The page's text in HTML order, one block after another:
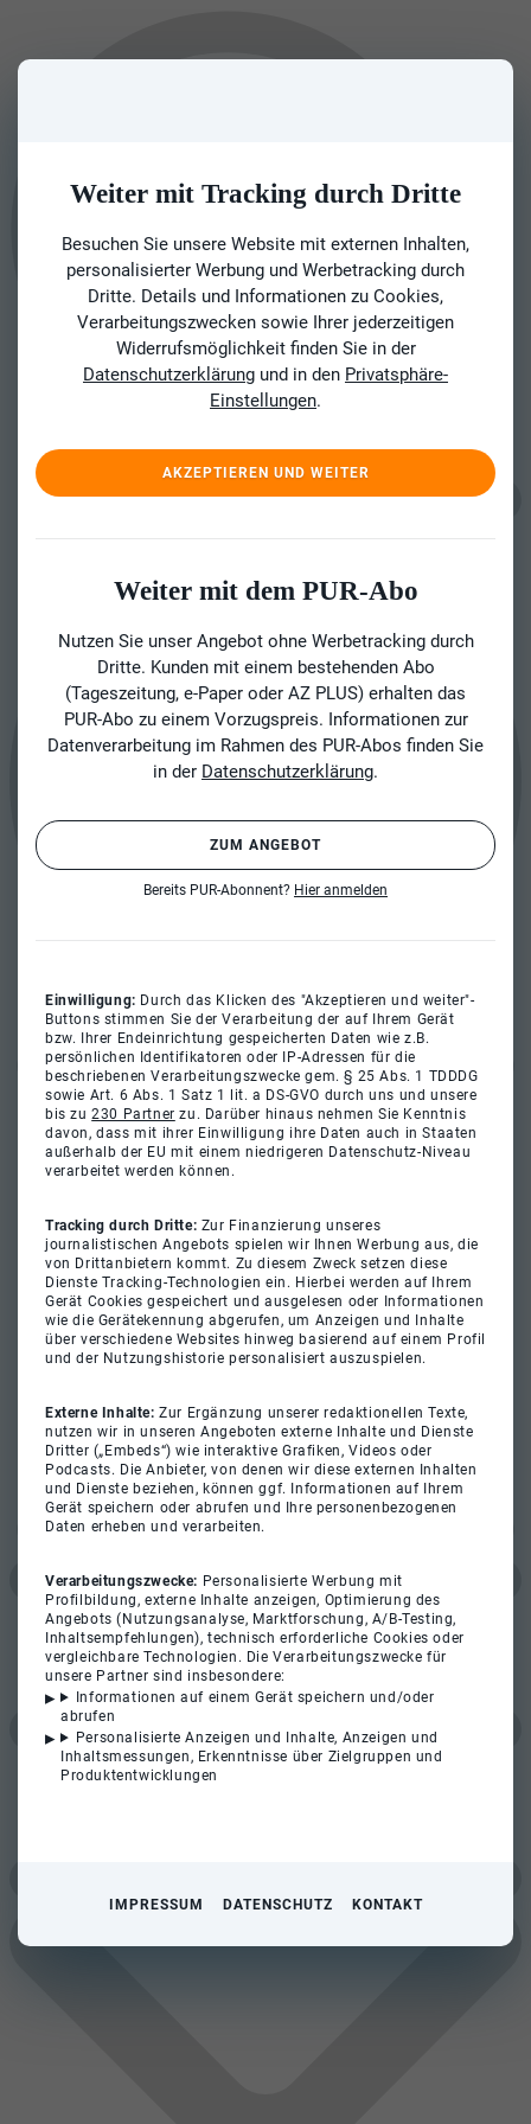
Weiter mit Tracking durch Dritte
Besuchen Sie unsere Website mit externen Inhalten,
personalisierter Werbung und Werbetracking durch
Dritte. Details und Informationen zu Cookies,
Verarbeitungszwecken sowie Ihrer jederzeitigen
Widerrufsmöglichkeit finden Sie in der
Datenschutzerklärung und in den Privatsphäre-
Einstellungen.
AKZEPTIEREN UND WEITER
Weiter mit dem PUR-Abo
Nutzen Sie unser Angebot ohne Werbetracking durch
Dritte. Kunden mit einem bestehenden Abo
(Tageszeitung, e-Paper oder AZ PLUS) erhalten das
PUR-Abo zu einem Vorzugspreis. Informationen zur
Datenverarbeitung im Rahmen des PUR-Abos finden Sie
in der Datenschutzerklärung.
ZUM ANGEBOT
Bereits PUR-Abonnent? Hier anmelden
Einwilligung: Durch das Klicken des "Akzeptieren und weiter"-
Buttons stimmen Sie der Verarbeitung der auf Ihrem Gerät
bzw. Ihrer Endeinrichtung gespeicherten Daten wie z.B.
persönlichen Identifikatoren oder IP-Adressen für die
beschriebenen Verarbeitungszwecke gem. § 25 Abs. 1 TDDDG
sowie Art. 6 Abs. 1 Satz 1 lit. a DS-GVO durch uns und unsere
bis zu230 Partner zu. Darüber hinaus nehmen Sie Kenntnis
davon, dass mit ihrer Einwilligung ihre Daten auch in Staaten
außerhalb der EU mit einem niedrigeren Datenschutz-Niveau
verarbeitet werden können.
Tracking durch Dritte: Zur Finanzierung unseres
journalistischen Angebots spielen wir Ihnen Werbung aus, die
von Drittanbietern kommt. Zu diesem Zweck setzen diese
Dienste Tracking-Technologien ein. Hierbei werden auf Ihrem
Gerät Cookies gespeichert und ausgelesen oder Informationen
wie die Gerätekennung abgerufen, um Anzeigen und Inhalte
über verschiedene Websites hinweg basierend auf einem Profil
und der Nutzungshistorie personalisiert auszuspielen.
Externe Inhalte:Zur Ergänzung unserer redaktionellen Texte,
nutzen wir in unseren Angeboten externe Inhalte und Dienste
Dritter („Embeds“) wie interaktive Grafiken, Videos oder
Podcasts. Die Anbieter, von denen wir diese externen Inhalten
und Dienste beziehen, können ggf. Informationen auf Ihrem
Gerät speichern oder abrufen und Ihre personenbezogenen
Daten erheben und verarbeiten.
Verarbeitungszwecke: Personalisierte Werbung mit
Profilbildung, externe Inhalte anzeigen, Optimierung des
Angebots (Nutzungsanalyse, Marktforschung, A/B-Testing,
Inhaltsempfehlungen), technisch erforderliche Cookies oder
vergleichbare Technologien. Die Verarbeitungszwecke für
unsere Partner sind insbesondere:
Informationen auf einem Gerät speichern und/oder
abrufen
Personalisierte Anzeigen und Inhalte, Anzeigen und
Inhaltsmessungen, Erkenntnisse über Zielgruppen und
Produktentwicklungen
IMPRESSUM DATENSCHUTZ KONTAKT